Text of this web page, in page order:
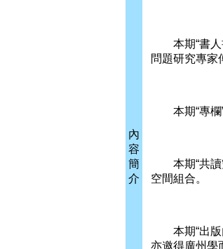
內
容
簡
介
本期“書人
問題研究專家
本期“專欄”
本期“共讀
空間組合。
本期“出版
亦邀得廣州學